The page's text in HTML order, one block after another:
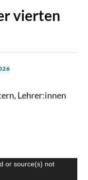
vierten
Lehrer:innen
or source(s) not